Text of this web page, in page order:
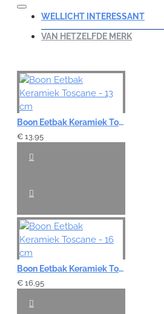
WELLICHT INTERESSANT
VAN HETZELFDE MERK
Boon Eetbak Keramiek Toscane - 13 cm
€ 13,95
Boon Eetbak Keramiek Toscane - 16 cm
€ 16,95